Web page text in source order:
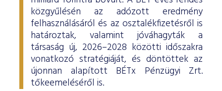
közgyűlésén az adózott eredmény
felhasználásáról és az osztalékfizetésről is
határoztak, valamint jóváhagyták a
társaság új, 2026–2028 közötti időszakra
vonatkozó stratégiáját, és döntöttek az
újonnan alapított BÉTx Pénzügyi Zrt.
tőkeemeléséről is.